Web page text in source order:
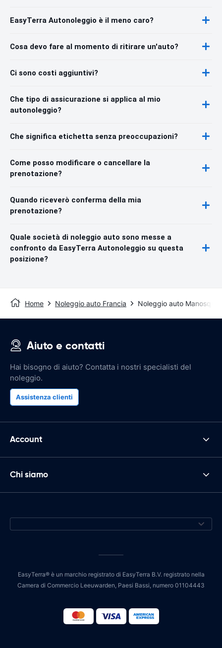
EasyTerra Autonoleggio è il meno caro?
Cosa devo fare al momento di ritirare un'auto?
Ci sono costi aggiuntivi?
Che tipo di assicurazione si applica al mio
autonoleggio?
Che significa etichetta senza preoccupazioni?
Come posso modificare o cancellare la
prenotazione?
Quando riceverò conferma della mia
prenotazione?
Quale società di noleggio auto sono messe a
confronto da EasyTerra Autonoleggio su questa
posizione?
Home Noleggio auto Francia Noleggio auto Manosque
Aiuto e contatti
Hai bisogno di aiuto? Contatta i nostri specialisti del
noleggio.
Assistenza clienti
Account
Chi siamo
EasyTerra® è un marchio registrato di EasyTerra B.V. registrato nella
Camera di Commercio Leeuwarden, Paesi Bassi, numero 01104443